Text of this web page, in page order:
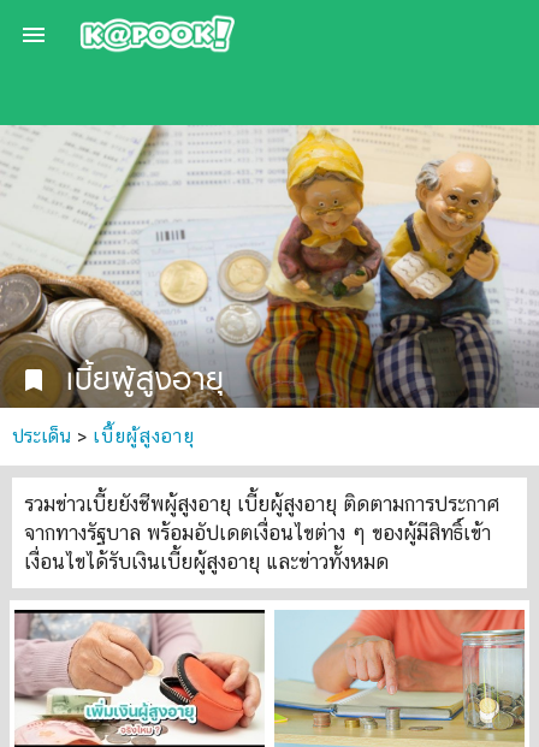

bookmark เบี้ยผู้สูงอายุ
ประเด็น > เบี้ยผู้สูงอายุ
รวมข่าวเบี้ยยังชีพผู้สูงอายุ เบี้ยผู้สูงอายุ ติดตามการประกาศ
จากทางรัฐบาล พร้อมอัปเดตเงื่อนไขต่าง ๆ ของผู้มีสิทธิ์เข้า
เงื่อนไขได้รับเงินเบี้ยผู้สูงอายุ และข่าวทั้งหมด